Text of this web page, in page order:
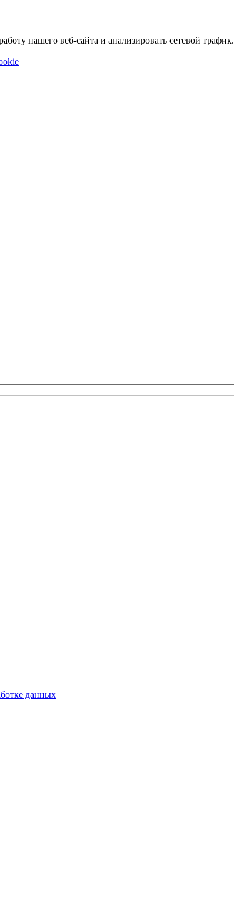
нашего веб-сайта и анализировать сетевой трафик.
данных